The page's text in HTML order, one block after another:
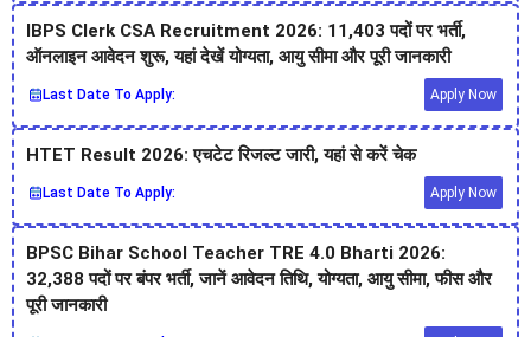
IBPS Clerk CSA Recruitment 2026: 11,403 पदों पर भर्ती,
ऑनलाइन आवेदन शुरू, यहां देखें योग्यता, आयु सीमा और पूरी जानकारी
Last Date To Apply: Apply Now
HTET Result 2026: एचटेट रिजल्ट जारी, यहां से करें चेक
Last Date To Apply: Apply Now
BPSC Bihar School Teacher TRE 4.0 Bharti 2026:
32,388 पदों पर बंपर भर्ती, जानें आवेदन तिथि, योग्यता, आयु सीमा, फीस और
पूरी जानकारी